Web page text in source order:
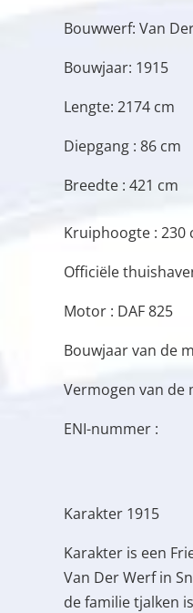
Bouwwerf: Van
Bouwjaar: 1915
Lengte: 2174 cm
Diepgang : 86 cm
Breedte : 421 cm
Kruiphoogte : 230
Officiële
Motor : DAF 825
Bouwjaar van de
Vermogen van de
ENI-nummer :
Karakter 1915
Karakter is een
Van Der Werf in
de familie tjalken